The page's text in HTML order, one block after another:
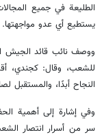
الطليعة في جميع
يستطيع أي عدو مواجهتها.
ووصف نائب قائد الجيش
للشعب، وقال: كجندي،
النجاح أبدًا، والمستقبل
وفي إشارة إلى أهمية
سر من أسرار انتصار